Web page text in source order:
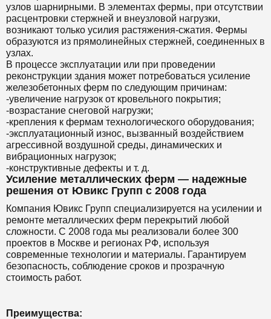
узлов шарнирными. В элементах фермы, при отсутствии
расцентровки стержней и внеузловой нагрузки,
возникают только усилия растяжения-сжатия. Фермы
образуются из прямолинейных стержней, соединенных в
узлах.
В процессе эксплуатации или при проведении
реконструкции здания может потребоваться усиление
железобетонных ферм по следующим причинам:
-увеличение нагрузок от кровельного покрытия;
-возрастание снеговой нагрузки;
-крепления к фермам технологического оборудования;
-эксплуатационный износ, вызванный воздействием
агрессивной воздушной среды, динамических и
вибрационных нагрузок;
-конструктивные дефекты и т. д.
Усиление металлических ферм — надежные
решения от Ювикс Групп с 2008 года
Компания Ювикс Групп специализируется на усилении и
ремонте металлических ферм перекрытий любой
сложности. С 2008 года мы реализовали более 300
проектов в Москве и регионах РФ, используя
современные технологии и материалы. Гарантируем
безопасность, соблюдение сроков и прозрачную
стоимость работ.
Преимущества: